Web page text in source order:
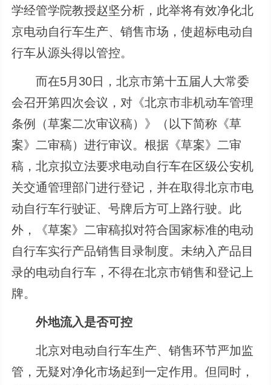
学经管学院教授赵坚分析，此举将有效净化北
京电动自行车生产、销售市场，使超标电动自
行车从源头得以管控。
而在5月30日，北京市第十五届人大常委
会召开第四次会议，对《北京市非机动车管理
条例（草案二次审议稿）》（以下简称《草
案》二审稿）进行审议。根据《草案》二审
稿，北京拟立法要求电动自行车在区级公安机
关交通管理部门进行登记，并在取得北京市电
动自行车行驶证、号牌后方可上路行驶。此
外，《草案》二审稿拟对符合国家标准的电动
自行车实行产品销售目录制度。未纳入产品目
录的电动自行车，不得在北京市销售和登记上
牌。
外地流入是否可控
北京对电动自行车生产、销售环节严加监
管，无疑对净化市场起到一定作用。但同时，